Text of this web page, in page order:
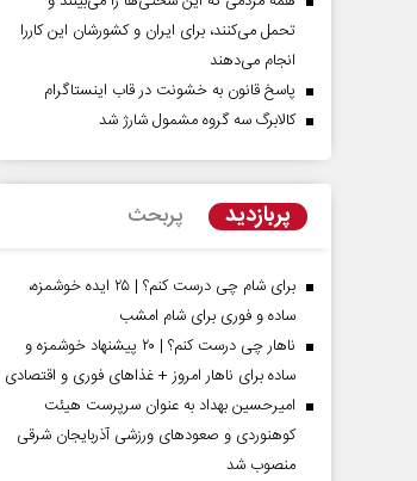
تحمل می‌کنند، برای ایران و کشورشان این کاررا
انجام می‌دهند
پاسخ قانون به خشونت در قاب اینستاگرام
کالابرگ سه گروه مشمول شارژ شد
پربازدید پربحث
برای شام چی درست کنم؟ | ۲۵ ایده خوشمزه،
ساده و فوری برای شام امشب
ناهار چی درست کنم؟ | ۲۰ پیشنهاد خوشمزه و
ساده برای ناهار امروز + غذاهای فوری و اقتصادی
امیرحسین بهداد به عنوان سرپرست هیئت
کوهنوردی و صعودهای ورزشی آذربایجان شرقی
منصوب شد